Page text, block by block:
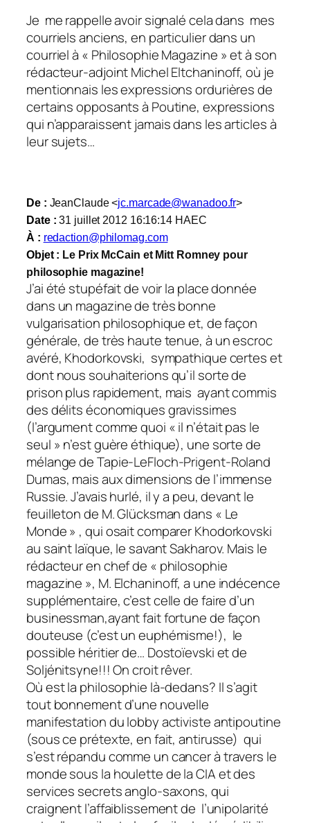
Je me rappelle avoir signalé cela dans mes
courriels anciens, en particulier dans un
courriel à « Philosophie Magazine » et à son
rédacteur-adjoint Michel Eltchaninoff, où je
mentionnais les expressions ordurières de
certains opposants à Poutine, expressions
qui n’apparaissent jamais dans les articles à
leur sujets…
De : JeanClaude <jc.marcade@wanadoo.fr>
Date :31 juillet 2012 16:16:14 HAEC
À : redaction@philomag.com
Objet : Le Prix McCain et Mitt Romney pour
philosophie magazine!
J’ai été stupéfait de voir la place donnée
dans un magazine de très bonne
vulgarisation philosophique et, de façon
générale, de très haute tenue, à un escroc
avéré, Khodorkovski, sympathique certes et
dont nous souhaiterions qu’il sorte de
prison plus rapidement, mais ayant commis
des délits économiques gravissimes
(l’argument comme quoi « il n’était pas le
seul » n’est guère éthique), une sorte de
mélange de Tapie-LeFloch-Prigent-Roland
Dumas, mais aux dimensions de l’immense
Russie. J’avais hurlé, il y a peu, devant le
feuilleton de M. Glücksman dans « Le
Monde » , qui osait comparer Khodorkovski
au saint laïque, le savant Sakharov. Mais le
rédacteur en chef de « philosophie
magazine », M. Elchaninoff, a une indécence
supplémentaire, c’est celle de faire d’un
businessman,ayant fait fortune de façon
douteuse (c’est un euphémisme!), le
possible héritier de… Dostoïevski et de
Soljénitsyne!!! On croit rêver.
Où est la philosophie là-dedans? Il s’agit
tout bonnement d’une nouvelle
manifestation du lobby activiste antipoutine
(sous ce prétexte, en fait, antirusse) qui
s’est répandu comme un cancer à travers le
monde sous la houlette de la CIA et des
services secrets anglo-saxons, qui
craignent l’affaiblissement de l’unipolarité